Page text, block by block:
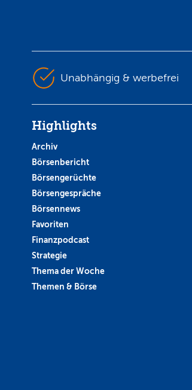
Unabhängig & werbefrei
Highlights
Archiv
Börsenbericht
Börsengerüchte
Börsengespräche
Börsennews
Favoriten
Finanzpodcast
Strategie
Thema der Woche
Themen & Börse